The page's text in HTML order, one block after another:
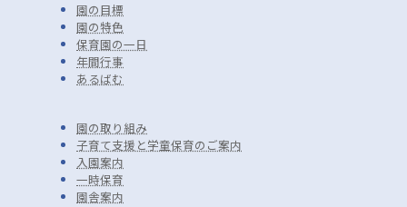
園の目標
園の特色
保育園の一日
年間行事
あるばむ
園の取り組み
子育て支援と学童保育のご案内
入園案内
一時保育
園舎案内